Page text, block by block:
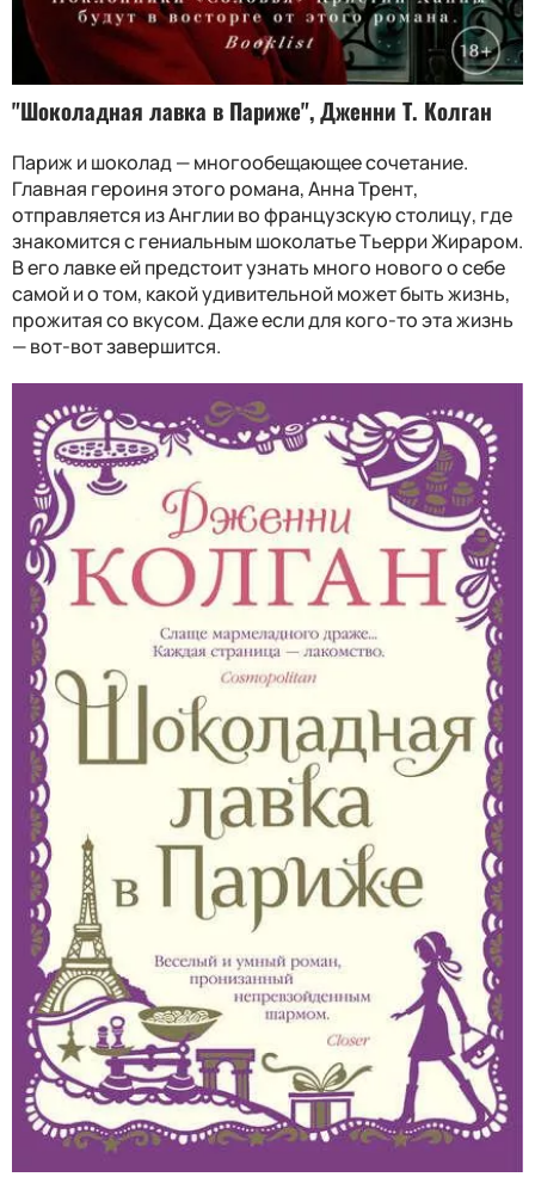
"Шоколадная лавка в Париже", Дженни Т. Колган
Париж и шоколад — многообещающее сочетание.
Главная героиня этого романа, Анна Трент,
отправляется из Англии во французскую столицу, где
знакомится с гениальным шоколатье Тьерри Жираром.
В его лавке ей предстоит узнать много нового о себе
самой и о том, какой удивительной может быть жизнь,
прожитая со вкусом. Даже если для кого-то эта жизнь
— вот-вот завершится.